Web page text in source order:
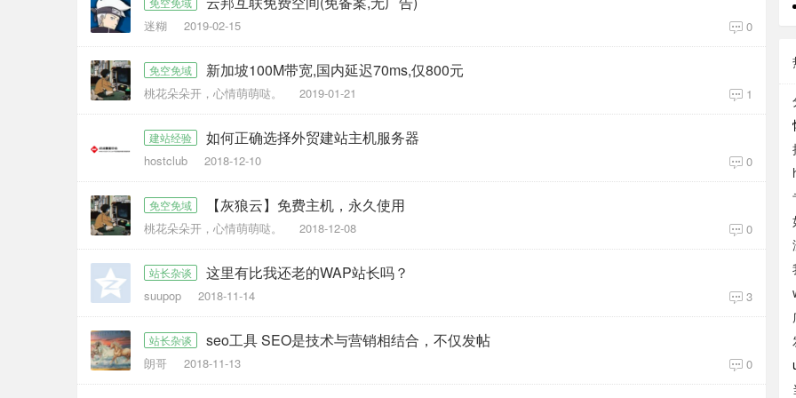
迷糊 2019-02-15 0
免空免域 新加坡100M带宽,国内延迟70ms,仅800元
桃花朵朵开，心情萌萌哒。 2019-01-21 1
建站经验 如何正确选择外贸建站主机服务器
hostclub 2018-12-10 0
免空免域 【灰狼云】免费主机，永久使用
桃花朵朵开，心情萌萌哒。 2018-12-08 0
站长杂谈 这里有比我还老的WAP站长吗？
suupop 2018-11-14 3
站长杂谈 seo工具 SEO是技术与营销相结合，不仅发帖
朗哥 2018-11-13 0